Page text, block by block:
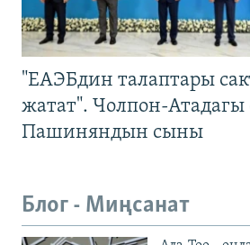
"ЕАЭБдин талаптары
жатат". Чолпон-
Пашиняндын сыны
Блог - Миңсанат